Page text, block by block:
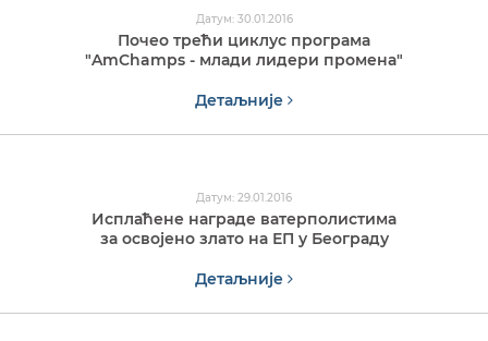
Датум: 30.01.2016
Почео трећи циклус програма
"AmChamps - млади лидери промена"
Детаљније
Датум: 29.01.2016
Исплаћене награде ватерполистима
за освојено злато на ЕП у Београду
Детаљније